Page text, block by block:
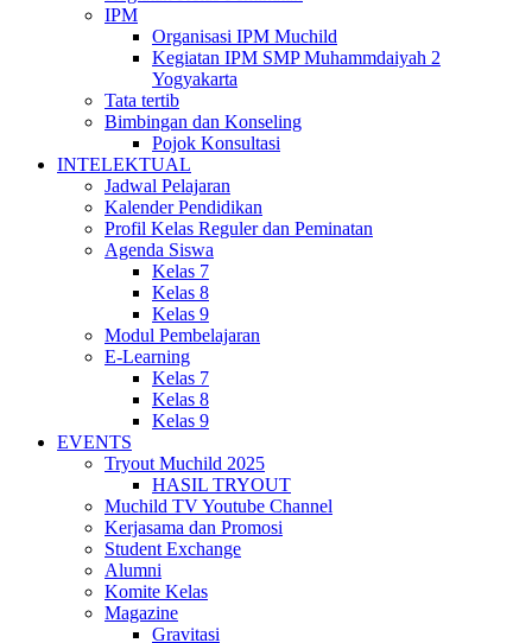
IPM
Organisasi IPM Muchild
Kegiatan IPM SMP Muhammdaiyah 2
Yogyakarta
Tata tertib
Bimbingan dan Konseling
Pojok Konsultasi
INTELEKTUAL
Jadwal Pelajaran
Kalender Pendidikan
Profil Kelas Reguler dan Peminatan
Agenda Siswa
Kelas 7
Kelas 8
Kelas 9
Modul Pembelajaran
E-Learning
Kelas 7
Kelas 8
Kelas 9
EVENTS
Tryout Muchild 2025
HASIL TRYOUT
Muchild TV Youtube Channel
Kerjasama dan Promosi
Student Exchange
Alumni
Komite Kelas
Magazine
Gravitasi